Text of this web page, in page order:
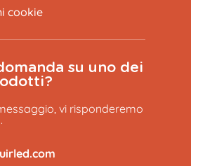
cookie
su uno dei
vi risponderemo